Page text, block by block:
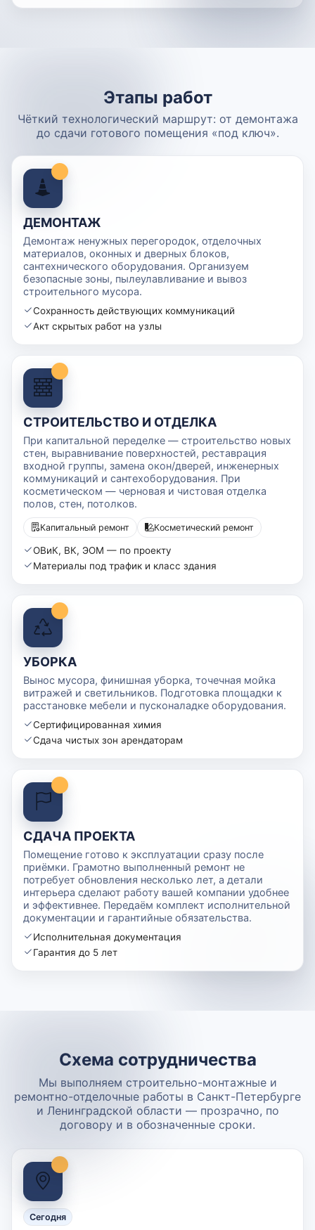
Этапы работ
Чёткий технологический маршрут: от демонтажа
до сдачи готового помещения «под ключ».
ДЕМОНТАЖ
Демонтаж ненужных перегородок, отделочных
материалов, оконных и дверных блоков,
сантехнического оборудования. Организуем
безопасные зоны, пылеулавливание и вывоз
строительного мусора.
Сохранность действующих коммуникаций
Акт скрытых работ на узлы
СТРОИТЕЛЬСТВО И ОТДЕЛКА
При капитальной переделке — строительство новых
стен, выравнивание поверхностей, реставрация
входной группы, замена окон/дверей, инженерных
коммуникаций и сантехоборудования. При
косметическом — черновая и чистовая отделка
полов, стен, потолков.
Капитальный ремонт Косметический ремонт
ОВиК, ВК, ЭОМ — по проекту
Материалы под трафик и класс здания
УБОРКА
Вынос мусора, финишная уборка, точечная мойка
витражей и светильников. Подготовка площадки к
расстановке мебели и пусконаладке оборудования.
Сертифицированная химия
Сдача чистых зон арендаторам
СДАЧА ПРОЕКТА
Помещение готово к эксплуатации сразу после
приёмки. Грамотно выполненный ремонт не
потребует обновления несколько лет, а детали
интерьера сделают работу вашей компании удобнее
и эффективнее. Передаём комплект исполнительной
документации и гарантийные обязательства.
Исполнительная документация
Гарантия до 5 лет
Схема сотрудничества
Мы выполняем строительно-монтажные и
ремонтно-отделочные работы в Санкт-Петербурге
и Ленинградской области — прозрачно, по
договору и в обозначенные сроки.
Сегодня